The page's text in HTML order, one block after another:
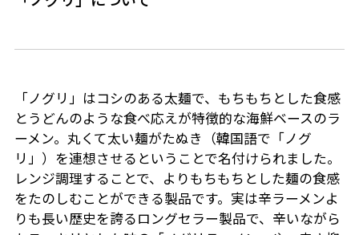
「ノグリ」はコシのある太麺で、もちもちとした食感
とうどんのような食べ応えが特徴的な海鮮ベースのラ
ーメン。丸くて太い麺がたぬき（韓国語で「ノグ
リ」）を連想させるということで名付けられました。
レンジ調理することで、よりもちもちとした麺の食感
をたのしむことができる製品です。実は辛ラーメンよ
りも長い歴史を誇るロングセラー製品で、辛いながら